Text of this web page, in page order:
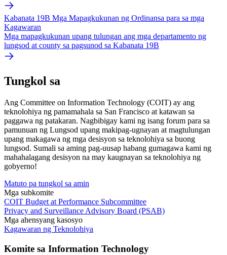
Kabanata 19B Mga Mapagkukunan ng Ordinansa para sa mga
Kagawaran
Mga mapagkukunan upang tulungan ang mga departamento ng
lungsod at county sa pagsunod sa Kabanata 19B
Tungkol sa
Ang Committee on Information Technology (COIT) ay ang
teknolohiya ng pamamahala sa San Francisco at katawan sa
paggawa ng patakaran. Nagbibigay kami ng isang forum para sa
pamunuan ng Lungsod upang makipag-ugnayan at magtulungan
upang makagawa ng mga desisyon sa teknolohiya sa buong
lungsod. Sumali sa aming pag-uusap habang gumagawa kami ng
mahahalagang desisyon na may kaugnayan sa teknolohiya ng
gobyerno!
Matuto pa tungkol sa amin
Mga subkomite
COIT Budget at Performance Subcommittee
Privacy and Surveillance Advisory Board (PSAB)
Mga ahensyang kasosyo
Kagawaran ng Teknolohiya
Komite sa Information Technology